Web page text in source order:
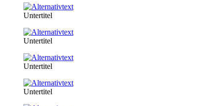
Untertitel
Untertitel
Untertitel
Untertitel